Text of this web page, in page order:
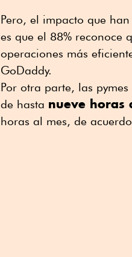
Pero, el impacto que
es que el 88% reconoce
operaciones más
GoDaddy.
Por otra parte, las
de hasta nueve horas
horas al mes, de